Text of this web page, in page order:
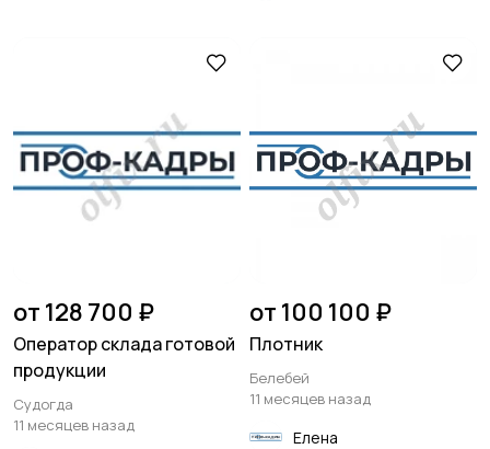
от 128 700 ₽
Оператор склада готовой
продукции
Судогда
11 месяцев назад
от 100 100 ₽
Плотник
Белебей
11 месяцев назад
Елена